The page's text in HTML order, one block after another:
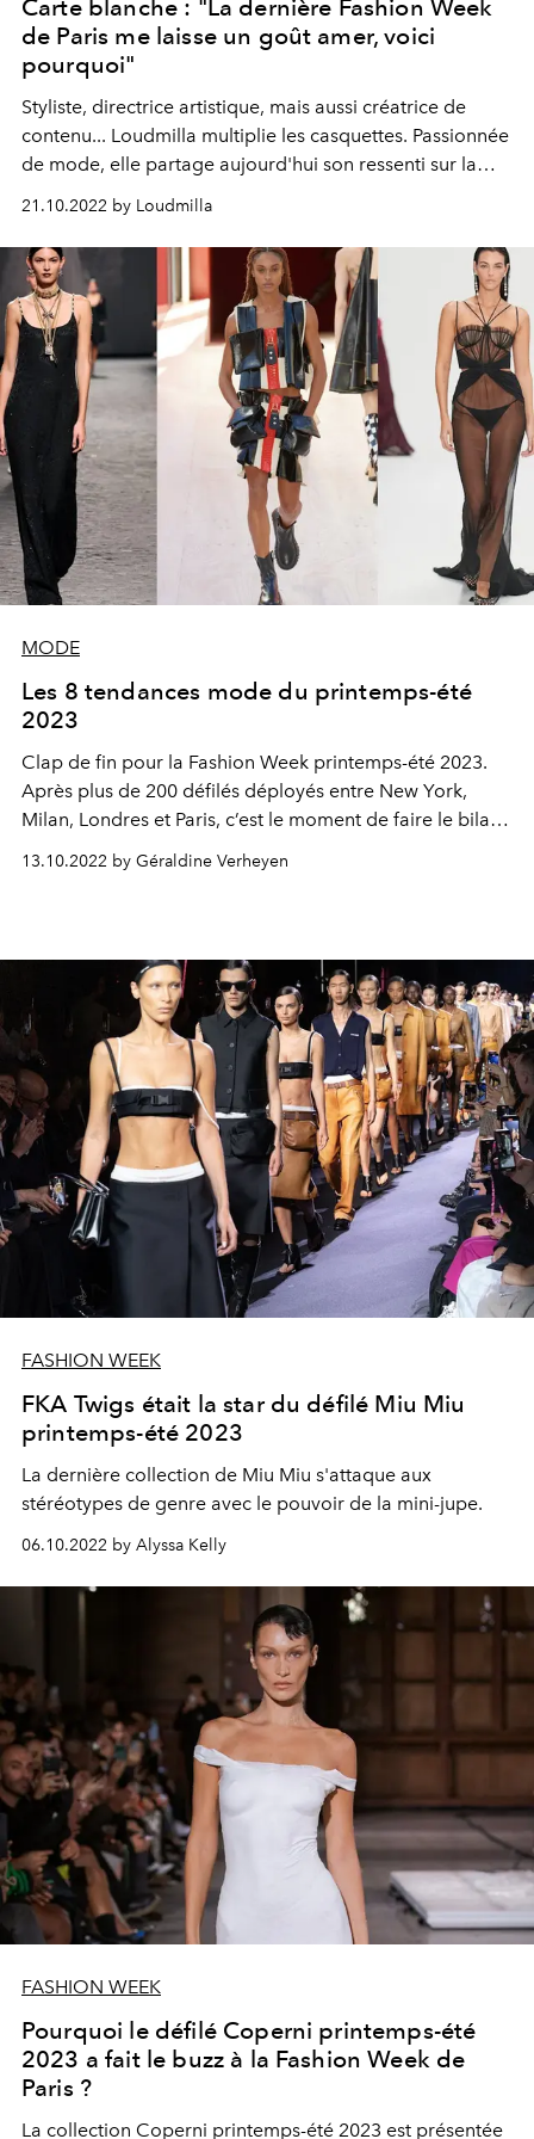
Carte blanche : "La dernière Fashion Week
de Paris me laisse un goût amer, voici
pourquoi"
Styliste, directrice artistique, mais aussi créatrice de
contenu... Loudmilla multiplie les casquettes. Passionnée
de mode, elle partage aujourd'hui son ressenti sur la
pas forcément positif.
21.10.2022 by Loudmilla
MODE
Les 8 tendances mode du printemps-été
2023
Clap de fin pour la Fashion Week printemps-été 2023.
Après plus de 200 défilés déployés entre New York,
Milan, Londres et Paris, c’est le moment de faire le bilan.
des créateurs, qui feront la saison printemps-été 2023.
13.10.2022 by Géraldine Verheyen
FASHION WEEK
FKA Twigs était la star du défilé Miu Miu
printemps-été 2023
La dernière collection de Miu Miu s'attaque aux
stéréotypes de genre avec le pouvoir de la mini-jupe.
06.10.2022 by Alyssa Kelly
FASHION WEEK
Pourquoi le défilé Coperni printemps-été
2023 a fait le buzz à la Fashion Week de
Paris ?
La collection Coperni printemps-été 2023 est présentée